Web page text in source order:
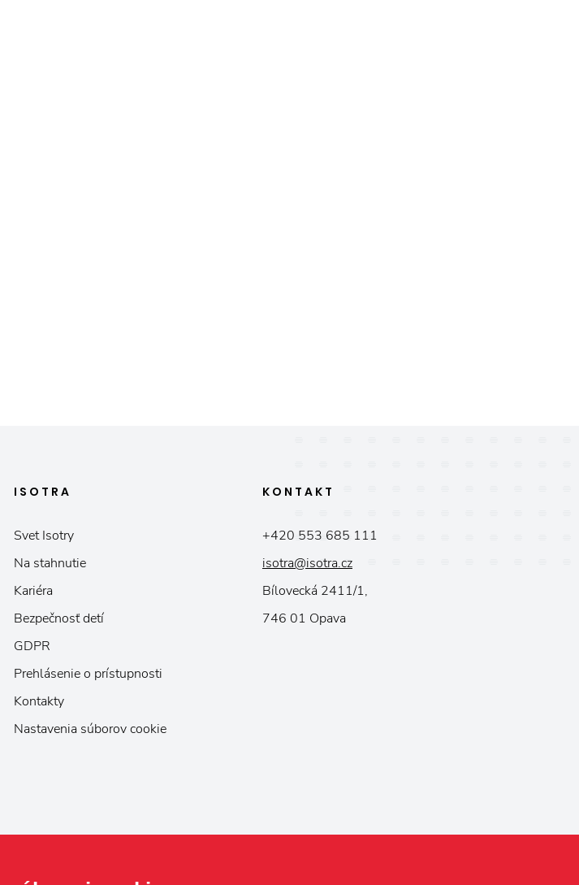
ISOTRA
Svet Isotry
Na stahnutie
Kariéra
Bezpečnosť detí
GDPR
Prehlásenie o prístupnosti
Kontakty
Nastavenia súborov cookie
KONTAKT
+420 553 685 111
isotra@isotra.cz
Bílovecká 2411/1,
746 01 Opava